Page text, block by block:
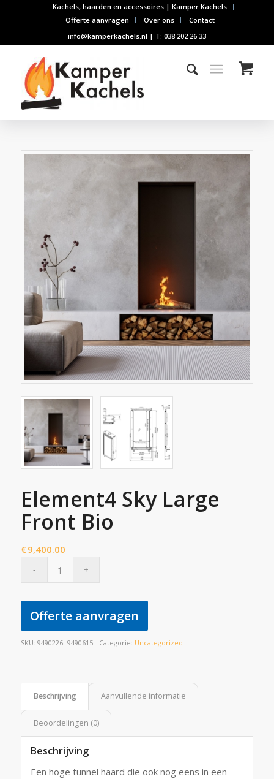
Kachels, haarden en accessoires | Kamper Kachels
Offerte aanvragen
Over ons
Contact
info@kamperkachels.nl | T: 038 202 26 33
Element4 Sky Large
Front Bio
€9,400.00
Offerte aanvragen
SKU: 9490226|9490615| Categorie: Uncategorized
Beschrijving Aanvullende informatie
Beoordelingen (0)
Beschrijving
Een hoge tunnel haard die ook nog eens in een